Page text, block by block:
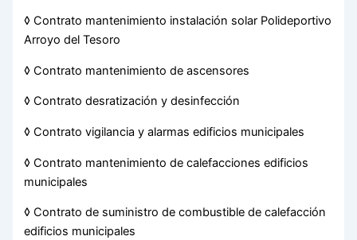
◊ Contrato mantenimiento instalación solar Polideportivo
Arroyo del Tesoro
◊ Contrato mantenimiento de ascensores
◊ Contrato desratización y desinfección
◊ Contrato vigilancia y alarmas edificios municipales
◊ Contrato mantenimiento de calefacciones edificios
municipales
◊ Contrato de suministro de combustible de calefacción
edificios municipales